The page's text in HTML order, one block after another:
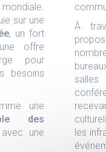
sur une
, un fort
offre
pour
besoins
une
des
une
À
les